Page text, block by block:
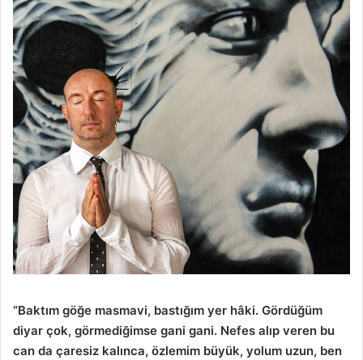
“Baktım göğe masmavi, bastığım yer hâki. Gördüğüm
diyar çok, görmediğimse gani gani. Nefes alıp veren bu
can da çaresiz kalınca, özlemim büyük, yolum uzun, ben